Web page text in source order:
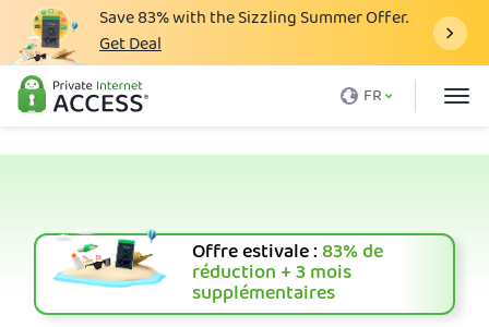
Save83%with the Sizzling Summer Offer.
Get Deal
FR
Qu'est-ce qu'un VPN
Télécharger le VPN
Serveur VPN
Offre estivale :83%de
réduction + 3 mois
supplémentaires